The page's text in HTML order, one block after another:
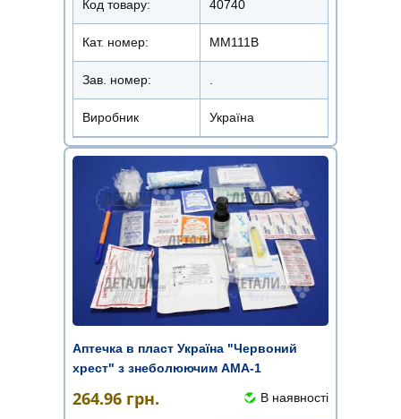
Код товару: 40740
Кат. номер: ММ111В
Зав. номер:
Виробник Україна
Аптечка в пласт Україна "Червоний
хрест" з знеболюючим АМА-1
264.96 грн. В наявності